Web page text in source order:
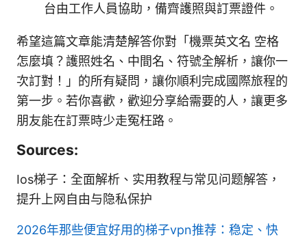
台由工作人員協助，備齊護照與訂票證件。
希望這篇文章能清楚解答你對「機票英文名 空格
怎麼填？護照姓名、中間名、符號全解析，讓你一
次訂對！」的所有疑問，讓你順利完成國際旅程的
第一步。若你喜歡，歡迎分享給需要的人，讓更多
朋友能在訂票時少走冤枉路。
Sources:
Ios梯子：全面解析、实用教程与常见问题解答，
提升上网自由与隐私保护
2026年那些便宜好用的梯子vpn推荐：稳定、快